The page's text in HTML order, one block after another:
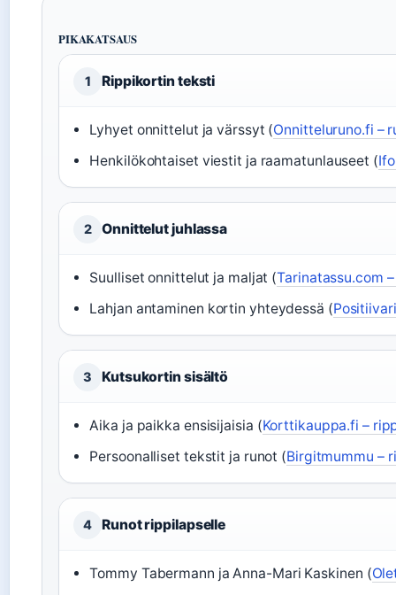
PIKAKATSAUS
1 Rippikortin teksti
Lyhyet onnittelut ja värssyt (Onnitteluruno.fi –
Henkilökohtaiset viestit ja raamatunlauseet (
2 Onnittelut juhlassa
Suulliset onnittelut ja maljat (Tarinatassu.com
Lahjan antaminen kortin yhteydessä (
3 Kutsukortin sisältö
Aika ja paikka ensisijaisia (Korttikauppa.fi –
Persoonalliset tekstit ja runot (Birgitmummu –
4 Runot rippilapselle
Tommy Tabermann ja Anna-Mari Kaskinen (